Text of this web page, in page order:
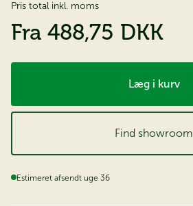
Pris total inkl. moms
Fra 488,75 DKK
Læg i kurv
Find showroom
Estimeret afsendt uge 36